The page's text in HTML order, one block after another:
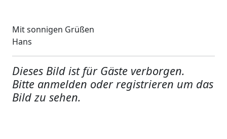
Mit sonnigen Grüßen
Hans
Dieses Bild ist für Gäste verborgen.
Bitte anmelden oder registrieren um das
Bild zu sehen.